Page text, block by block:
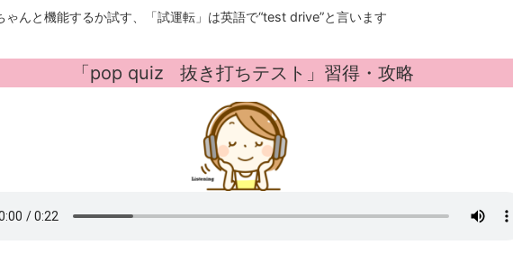
ゃんと機能するか試す、「試運転」は英語で“test drive”と言います
「pop quiz 抜き打ちテスト 」習得・攻略